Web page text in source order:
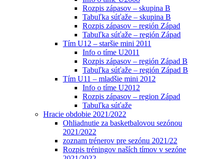
Rozpis zápasov – skupina B
Tabuľka súťaže – skupina B
Rozpis zápasov – región Západ
Tabuľka súťaže – región Západ
Tím U12 – staršie mini 2011
Info o tíme U2011
Rozpis zápasov – región Západ B
Tabuľka súťaže – región Západ B
Tím U11 – mladšie mini 2012
Info o tíme U2012
Rozpis zápasov – region Západ
Tabuľka súťaže
Hracie obdobie 2021/2022
Ohliadnutie za basketbalovou sezónou
2021/2022
zoznam trénerov pre sezónu 2021/22
Rozpis tréningov naších tímov v sezóne